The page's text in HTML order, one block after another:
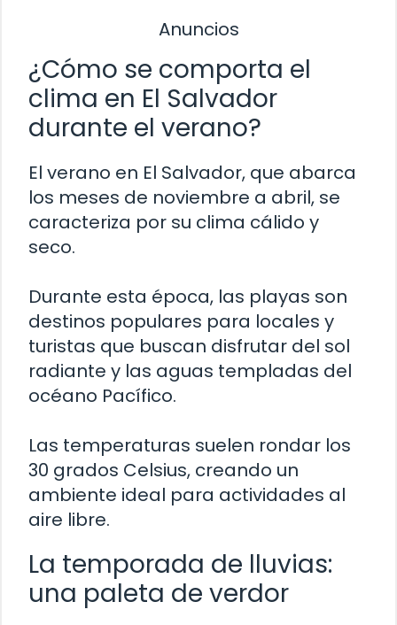
Anuncios
¿Cómo se comporta el
clima en El Salvador
durante el verano?
El verano en El Salvador, que abarca
los meses de noviembre a abril, se
caracteriza por su clima cálido y
seco.
Durante esta época, las playas son
destinos populares para locales y
turistas que buscan disfrutar del sol
radiante y las aguas templadas del
océano Pacífico.
Las temperaturas suelen rondar los
30 grados Celsius, creando un
ambiente ideal para actividades al
aire libre.
La temporada de lluvias:
una paleta de verdor